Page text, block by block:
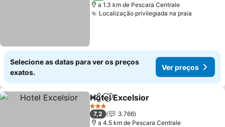
a 1.3 km de Pescara Centrale
Localização privilegiada na praia
Selecione as datas para ver os preços
exatos.
Ver preços
PartilharAdicionar aos favoritos
Hotel Excelsior
3 Estrelas
7,2
3.766
a 4.5 km de Pescara Centrale